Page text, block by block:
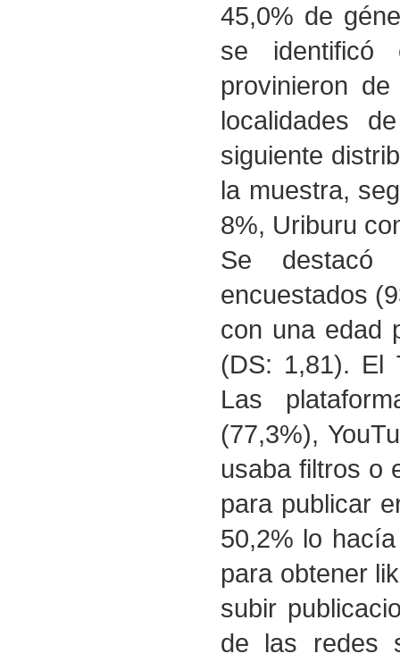
45,0% de
se identificó
provinieron
localidades
siguiente
la muestra,
8%, Uriburu
Se destacó
encuestados
con una edad
(DS: 1,81). El
Las
(77,3%),
usaba filtros o
para publicar
50,2% lo
para obtener
subir
de las redes